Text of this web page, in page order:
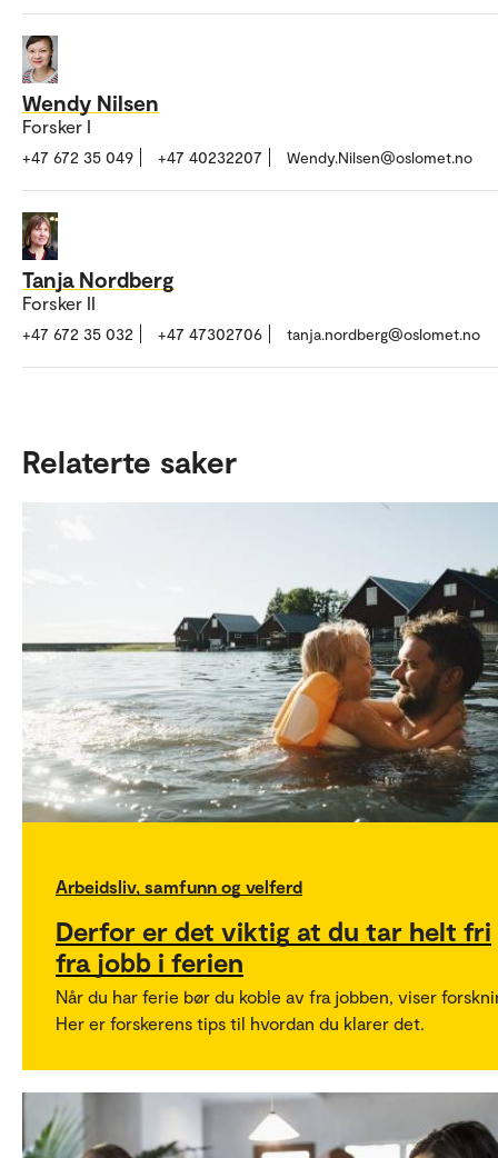
Wendy Nilsen
Forsker I
+47 672 35 049 +47 40232207 Wendy.Nilsen@oslomet.no
Tanja Nordberg
Forsker II
+47 672 35 032 +47 47302706 tanja.nordberg@oslomet.no
Relaterte saker
Arbeidsliv, samfunn og velferd
Derfor er det viktig at du tar helt fri
fra jobb i ferien
Når du har ferie bør du koble av fra jobben, viser
Her er forskerens tips til hvordan du klarer det.